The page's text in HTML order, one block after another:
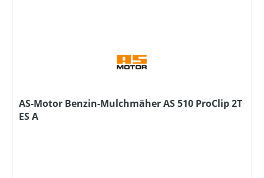
AS-Motor Benzin-Mulchmäher AS 510 ProClip 2T
ES A